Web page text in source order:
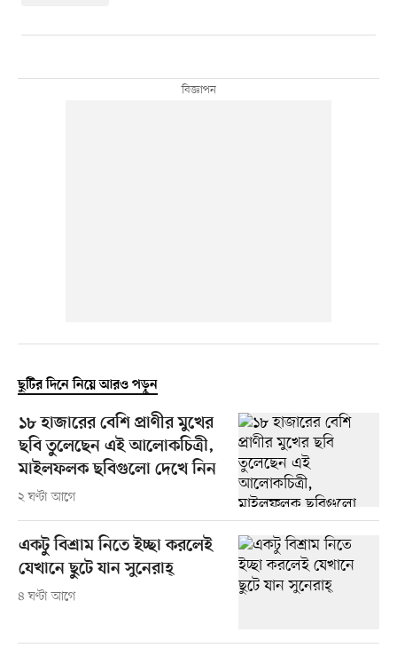
ছুটির দিনে নিয়ে আরও পড়ুন
১৮ হাজারের বেশি প্রাণীর মুখের
ছবি তুলেছেন এই আলোকচিত্রী,
মাইলফলক ছবিগুলো দেখে নিন
২ ঘণ্টা আগে
একটু বিশ্রাম নিতে ইচ্ছা করলেই
যেখানে ছুটে যান সুনেরাহ্
৪ ঘণ্টা আগে